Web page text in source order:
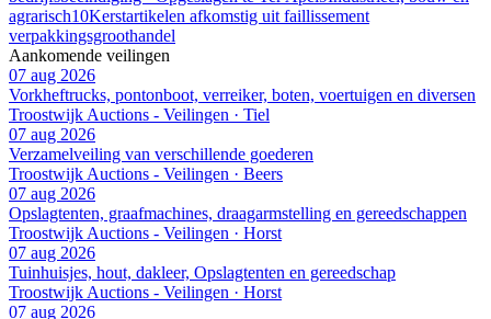
agrarisch10Kerstartikelen afkomstig uit faillissement
verpakkingsgroothandel
Aankomende veilingen
07 aug 2026
Vorkheftrucks, pontonboot, verreiker, boten, voertuigen en diversen
Troostwijk Auctions - Veilingen · Tiel
07 aug 2026
Verzamelveiling van verschillende goederen
Troostwijk Auctions - Veilingen · Beers
07 aug 2026
Opslagtenten, graafmachines, draagarmstelling en gereedschappen
Troostwijk Auctions - Veilingen · Horst
07 aug 2026
Tuinhuisjes, hout, dakleer, Opslagtenten en gereedschap
Troostwijk Auctions - Veilingen · Horst
07 aug 2026